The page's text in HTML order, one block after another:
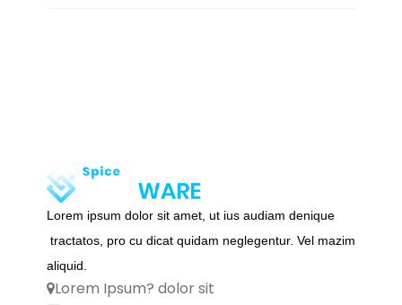
Lorem ipsum dolor sit amet, ut ius audiam denique
tractatos, pro cu dicat quidam neglegentur. Vel mazim
aliquid.
Lorem Ipsum? dolor sit